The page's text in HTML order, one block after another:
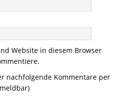
Website in diesem Browser
nachfolgende Kommentare per